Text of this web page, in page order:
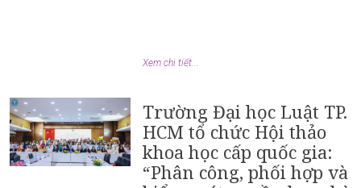
Xem chi tiết...
Trường Đại học Luật TP.
HCM tổ chức Hội thảo
khoa học cấp quốc gia:
“Phân công, phối hợp và